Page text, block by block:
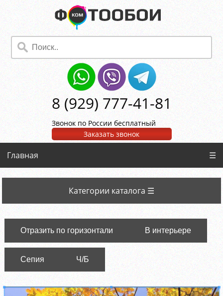
8 (929) 777-41-81
Звонок по России бесплатный
Заказать звонок
Главная ☰
Категории каталога ☰
Отразить по горизонтали В интерьере
Сепия Ч/Б